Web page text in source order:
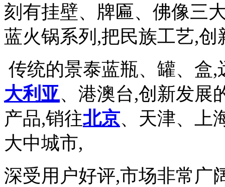
刻有挂壁、牌匾、佛像三
蓝火锅系列,把民族工艺,创
传统的景泰蓝瓶、罐、盒
大利亚、港澳台,创新发展
产品,销往北京、天津、上
大中城市,
深受用户好评,市场非常广